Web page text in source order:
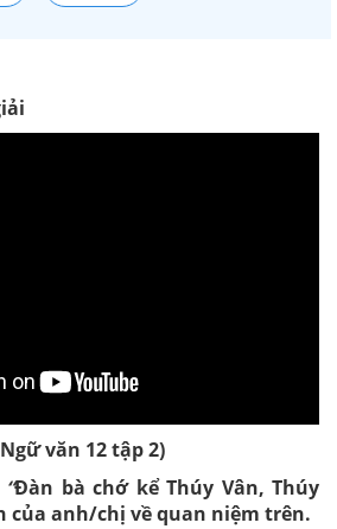
văn 12 tập 2)
“Đàn bà chớ kể Thúy Vân, Thúy
của anh/chị về quan niệm trên.